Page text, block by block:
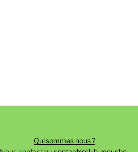
Qui sommes nous ?